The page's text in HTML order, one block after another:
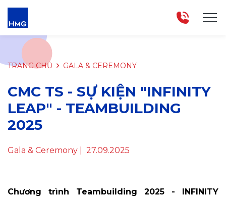
TRANG CHỦ GALA & CEREMONY
CMC TS - SỰ KIỆN "INFINITY
LEAP" - TEAMBUILDING
2025
Gala & Ceremony | 27.09.2025
Chương trình Teambuilding 2025 - INFINITY